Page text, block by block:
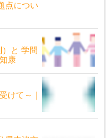
点につい
と 学問
康
けて～｜